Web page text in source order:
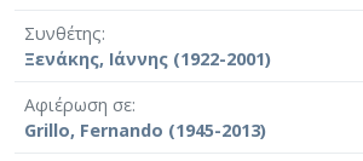
Συνθέτης
Ξενάκης, Ιάννης (1922-2001)
Αφιέρωση σε
Grillo, Fernando (1945-2013)